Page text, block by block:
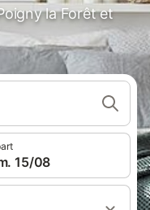
la Forêt et
15/08